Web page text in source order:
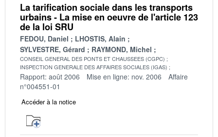
La tarification sociale dans les transports
urbains - La mise en oeuvre de l'article 123
de la loi SRU
FEDOU, Daniel
LHOSTIS, Alain
SYLVESTRE, Gérard
RAYMOND, Michel
CONSEIL GENERAL DES PONTS ET CHAUSSEES (CGPC)
INSPECTION GENERALE DES AFFAIRES SOCIALES (IGAS)
Rapport: août 2006 Mise en ligne: nov. 2006
Affaire
n°004551-01
Accéder à la notice